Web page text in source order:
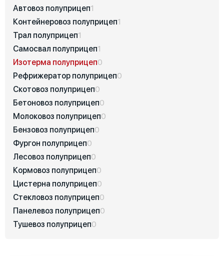
Автовоз полуприцеп1
Контейнеровоз полуприцеп1
Трал полуприцеп1
Самосвал полуприцеп1
Изотерма полуприцеп0
Рефрижератор полуприцеп0
Скотовоз полуприцеп0
Бетоновоз полуприцеп0
Молоковоз полуприцеп0
Бензовоз полуприцеп0
Фургон полуприцеп0
Лесовоз полуприцеп0
Кормовоз полуприцеп0
Цистерна полуприцеп0
Стекловоз полуприцеп0
Панелевоз полуприцеп0
Тушевоз полуприцеп0